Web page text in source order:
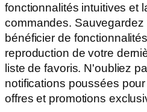
fonctionnalités intuitives et
commandes.
bénéficier de
reproduction de votre
liste de favoris. N'oubliez
notifications poussées
offres et promotions